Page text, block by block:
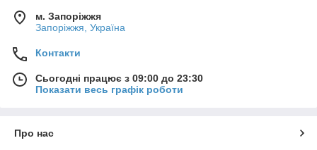
м. Запоріжжя
Запоріжжя, Україна
Контакти
Сьогодні працює з 09:00 до 23:30
Показати весь графік роботи
Про нас